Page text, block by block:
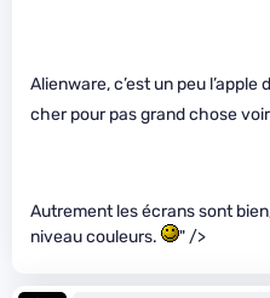
Alienware, c’est un peu
cher pour pas grand chose
Autrement les écrans sont
niveau couleurs.
" />